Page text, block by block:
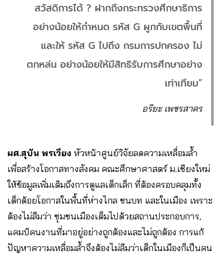
สวัสดิการได้ ? ฝากถึงกระทรวงศึกษาธิการ
อย่างน้อยให้กำหนด รหัส G ผูกกับเขตพื้นที่
และให้ รหัส G ไปถึง กรมการปกครอง ไม่
ตกหล่น อย่างน้อยให้มีสิทธิรับการศึกษาอย่าง
เท่าเทียม”
อริยะ เพชรสาคร
ผศ.สุบัน พรเวียง หัวหน้าศูนย์วิจัยลดความเหลื่อมล้ำ
เพื่อสร้างโอกาสทางสังคม คณะศึกษาศาสตร์ ม.เชียงใหม่
ให้ข้อมูลเพิ่มเติมถึงการดูแลเด็กเล็ก ที่ต้องครอบคลุมทั้ง
เด็กด้อยโอกาสในพื้นที่ห่างไกล ชนบท และในเมือง เพราะ
ต้องไม่ลืมว่า ชุมชนเมืองเต็มไปด้วยสถานประกอบการ,
แคมป์คนงานที่มาอยู่อย่างถูกต้องและไม่ถูกต้อง การแก้
ปัญหาความเหลื่อมล้ำจึงต้องไม่ลืมว่าเด็กในเมืองก็เป็นคน